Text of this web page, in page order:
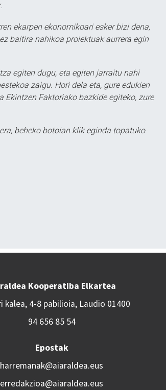
ekarpen ekonomikoari esker bizi dena,
baitira nahikoa proiektuak aurrera egin
egiten dugu, eta egiten jarraitu nahi
zaigu. Hori dela eta, gure edukien
Faktoriako bazkide egiteko, zure
beheko botoian klik eginda topatuko
Kooperatiba Elkartea
kalea, 4-8 pabilioia, Laudio 01400
94 656 85 54
Epostak
harremanak@aiaraldea.eus
erredakzioa@aiaraldea.eus